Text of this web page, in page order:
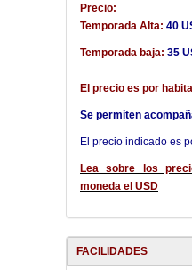
Precio:
Temporada Alta: 40
Temporada baja: 35
El precio es por
Se permiten
El precio indicado es
Lea sobre los
moneda el USD
FACILIDADES